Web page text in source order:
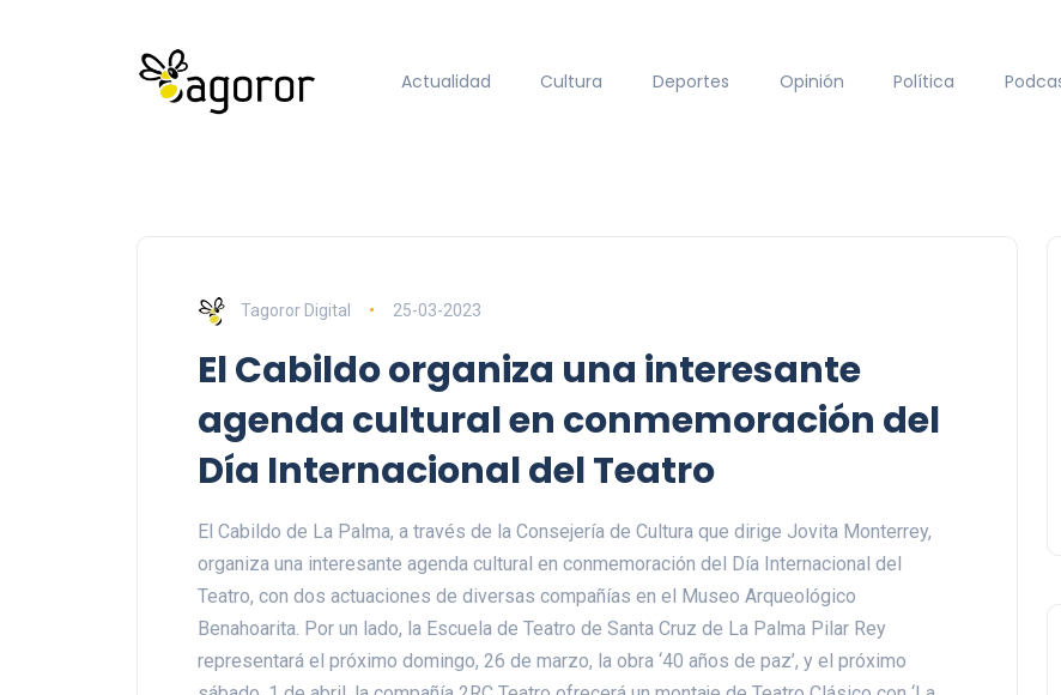
Actualidad Cultura Deportes Opinión Política
Tagoror Digital 25-03-2023
El Cabildo organiza una interesante
agenda cultural en conmemoración del
Día Internacional del Teatro
El Cabildo de La Palma, a través de la Consejería de Cultura que dirige Jovita Monterrey,
organiza una interesante agenda cultural en conmemoración del Día Internacional del
Teatro, con dos actuaciones de diversas compañías en el Museo Arqueológico
Benahoarita. Por un lado, la Escuela de Teatro de Santa Cruz de La Palma Pilar Rey
representará el próximo domingo, 26 de marzo, la obra ‘40 años de paz’, y el próximo